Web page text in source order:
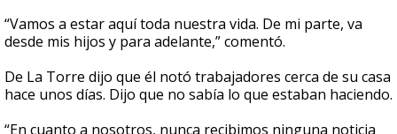
“Vamos a estar aquí toda nuestra vida. De mi parte, va
desde mis hijos y para adelante,” comentó.
De La Torre dijo que él notó trabajadores cerca de su casa
hace unos días. Dijo que no sabía lo que estaban haciendo.
“En cuanto a nosotros, nunca recibimos ninguna noticia